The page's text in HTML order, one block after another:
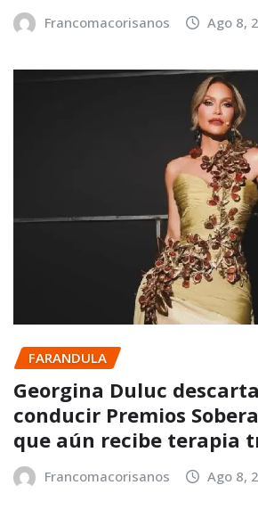
Francomacorisanos Ago 8,
FARANDULA
Georgina Duluc
conducir Premios
que aún recibe terapia
Francomacorisanos Ago 8,